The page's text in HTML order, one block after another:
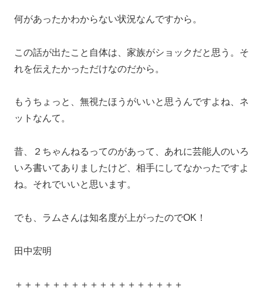
何があったかわからない状況なんですから。
この話が出たこと自体は、家族がショックだと思う。そ
れを伝えたかっただけなのだから。
もうちょっと、無視たほうがいいと思うんですよね、ネ
ットなんて。
昔、２ちゃんねるってのがあって、あれに芸能人のいろ
いろ書いてありましたけど、相手にしてなかったですよ
ね。それでいいと思います。
でも、ラムさんは知名度が上がったのでOK！
田中宏明
＋＋＋＋＋＋＋＋＋＋＋＋＋＋＋＋＋＋